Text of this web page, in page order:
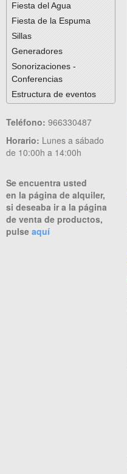
Fiesta del Agua
Fiesta de la Espuma
Sillas
Generadores
Sonorizaciones -
Conferencias
Estructura de eventos
Teléfono: 966330487
Horario: Lunes a sábado
de 10:00h a 14:00h
Se encuentra usted
en la página de alquiler,
si deseaba ir a la página
de venta de productos,
pulse aquí